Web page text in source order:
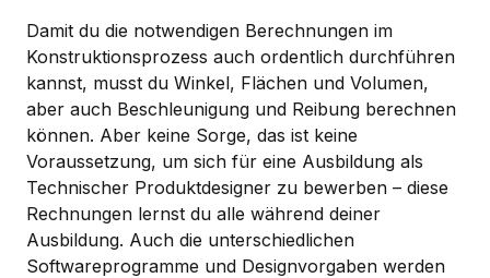
Damit du die notwendigen Berechnungen im
Konstruktionsprozess auch ordentlich durchführen
kannst, musst du Winkel, Flächen und Volumen,
aber auch Beschleunigung und Reibung berechnen
können. Aber keine Sorge, das ist keine
Voraussetzung, um sich für eine Ausbildung als
Technischer Produktdesigner zu bewerben – diese
Rechnungen lernst du alle während deiner
Ausbildung. Auch die unterschiedlichen
Softwareprogramme und Designvorgaben werden